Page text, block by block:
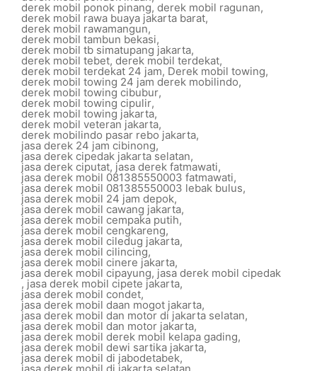
derek mobil ponok pinang, derek mobil ragunan,
derek mobil rawa buaya jakarta barat,
derek mobil rawamangun,
derek mobil tambun bekasi,
derek mobil tb simatupang jakarta,
derek mobil tebet, derek mobil terdekat,
derek mobil terdekat 24 jam, Derek mobil towing,
derek mobil towing 24 jam derek mobilindo,
derek mobil towing cibubur,
derek mobil towing cipulir,
derek mobil towing jakarta,
derek mobil veteran jakarta,
derek mobilindo pasar rebo jakarta,
jasa derek 24 jam cibinong,
jasa derek cipedak jakarta selatan,
jasa derek ciputat, jasa derek fatmawati,
jasa derek mobil 081385550003 fatmawati,
jasa derek mobil 081385550003 lebak bulus,
jasa derek mobil 24 jam depok,
jasa derek mobil cawang jakarta,
jasa derek mobil cempaka putih,
jasa derek mobil cengkareng,
jasa derek mobil ciledug jakarta,
jasa derek mobil cilincing,
jasa derek mobil cinere jakarta,
jasa derek mobil cipayung, jasa derek mobil cipedak
, jasa derek mobil cipete jakarta,
jasa derek mobil condet,
jasa derek mobil daan mogot jakarta,
jasa derek mobil dan motor di jakarta selatan,
jasa derek mobil dan motor jakarta,
jasa derek mobil derek mobil kelapa gading,
jasa derek mobil dewi sartika jakarta,
jasa derek mobil di jabodetabek,